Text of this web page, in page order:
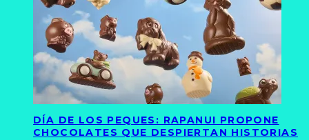
DÍA DE LOS PEQUES: RAPANUI PROPONE
CHOCOLATES QUE DESPIERTAN HISTORIAS